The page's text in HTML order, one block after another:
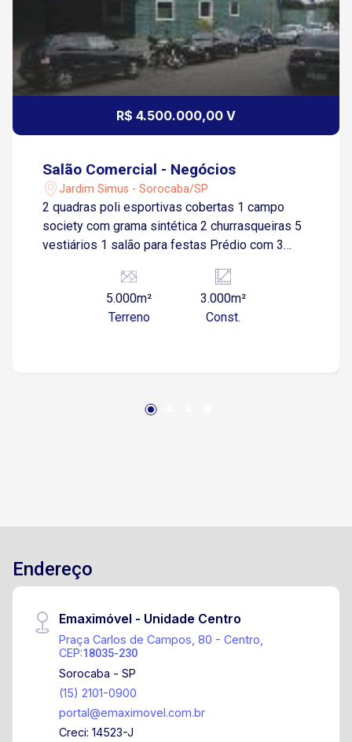
R$ 4.500.000,00 V
Salão Comercial - Negócios
Jardim Simus - Sorocaba/SP
2 quadras poli esportivas cobertas 1 campo
society com grama sintética 2 churrasqueiras 5
vestiários 1 salão para festas Prédio com 3
5.000m²
Terreno
3.000m²
Const.
Endereço
Emaximóvel - Unidade Centro
Praça Carlos de Campos, 80 - Centro,
CEP:18035-230
Sorocaba - SP
(15) 2101-0900
portal@emaximovel.com.br
Creci: 14523-J